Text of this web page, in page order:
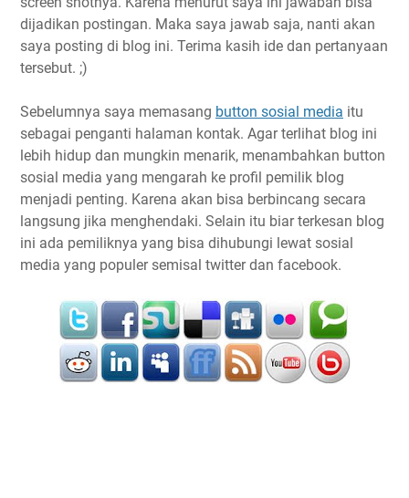
dijadikan postingan. Maka saya jawab saja, nanti akan
saya posting di blog ini. Terima kasih ide dan pertanyaan
tersebut. ;)
Sebelumnya saya memasang button sosial media itu
sebagai penganti halaman kontak. Agar terlihat blog ini
lebih hidup dan mungkin menarik, menambahkan button
sosial media yang mengarah ke profil pemilik blog
menjadi penting. Karena akan bisa berbincang secara
langsung jika menghendaki. Selain itu biar terkesan blog
ini ada pemiliknya yang bisa dihubungi lewat sosial
media yang populer semisal twitter dan facebook.